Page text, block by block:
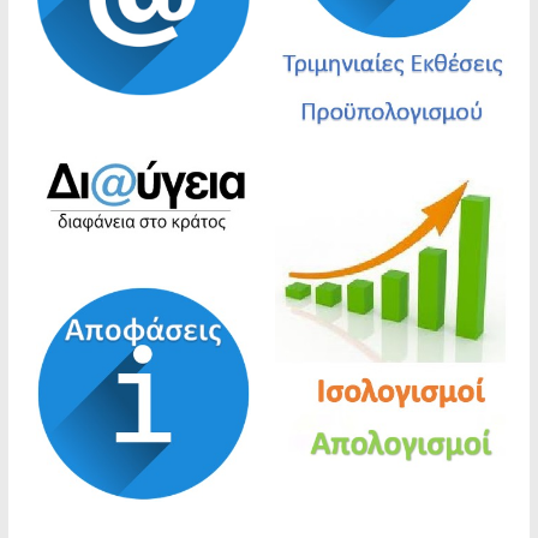
προληπτικής απαγόρευσης διέλευσης,
παραμονής και κυκλοφορίας σε δασικές
εκτάσεις, πάρκα και άλση
ΑΝΑΚΟΙΝΩΣΗ ΓΙΑ ΤΗ ΣΥΝΑΨΗ ΣΥΜΒΑΣΗΣ
ΕΡΓΑΣΙΑΣ ΟΡΙΣΜΕΝΟΥ ΧΡΟΝΟΥ ΠΕΝΤΑΜΗΝΗΣ
ΚΑΤΕΠΕΙΓΟΥΣΏΝ ΠΡΟΣΚΑΙΡΏΝ ΑΝΑΓΚΏΝ
ΠΥΡΑΣΦΑΛΕΙΑΣ
“Ανακοίνωση πρόσληψης προσωπικού με